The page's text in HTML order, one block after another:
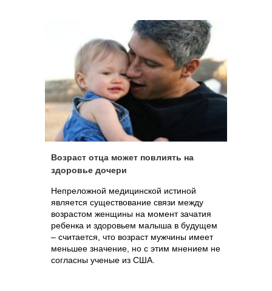
Возраст отца может повлиять на
здоровье дочери
Непреложной медицинской истиной
является существование связи между
возрастом женщины на момент зачатия
ребенка и здоровьем малыша в будущем
– считается, что возраст мужчины имеет
меньшее значение, но с этим мнением не
согласны ученые из США.